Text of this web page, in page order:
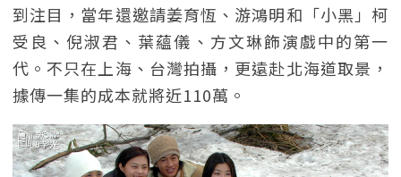
到注目，當年還邀請姜育恆、游鴻明和「小黑」柯
受良、倪淑君、葉蘊儀、方文琳飾演戲中的第一
代。不只在上海、台灣拍攝，更遠赴北海道取景，
據傳一集的成本就將近110萬。